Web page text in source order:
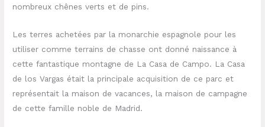
nombreux chênes verts et de pins.
Les terres achetées par la monarchie espagnole pour les
utiliser comme terrains de chasse ont donné naissance à
cette fantastique montagne de La Casa de Campo. La Casa
de los Vargas était la principale acquisition de ce parc et
représentait la maison de vacances, la maison de campagne
de cette famille noble de Madrid.